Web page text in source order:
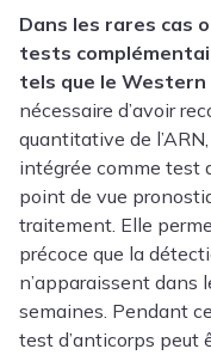
Dans les rares cas
tests
tels que le
nécessaire d’avoir
quantitative de
intégrée comme test
point de vue
traitement. Elle
précoce que la
n’apparaissent dans
semaines. Pendant
test d’anticorps peut